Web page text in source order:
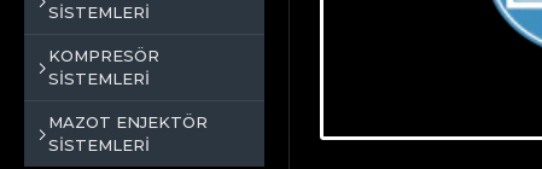
SİSTEMLERİ
KOMPRESÖR
SİSTEMLERİ
MAZOT ENJEKTÖR
SİSTEMLERİ